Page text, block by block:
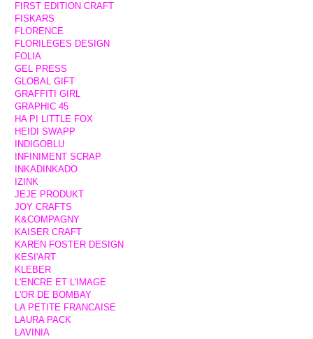
FIRST EDITION CRAFT
FISKARS
FLORENCE
FLORILEGES DESIGN
FOLIA
GEL PRESS
GLOBAL GIFT
GRAFFITI GIRL
GRAPHIC 45
HA PI LITTLE FOX
HEIDI SWAPP
INDIGOBLU
INFINIMENT SCRAP
INKADINKADO
IZINK
JEJE PRODUKT
JOY CRAFTS
K&COMPAGNY
KAISER CRAFT
KAREN FOSTER DESIGN
KESI'ART
KLEBER
L'ENCRE ET L'IMAGE
L'OR DE BOMBAY
LA PETITE FRANCAISE
LAURA PACK
LAVINIA